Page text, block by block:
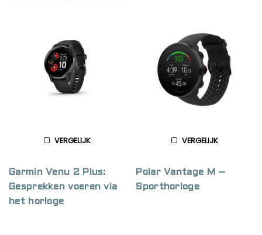
VERGELIJK
Garmin Venu 2 Plus:
Gesprekken voeren via
het horloge
VERGELIJK
Polar Vantage M –
Sporthorloge